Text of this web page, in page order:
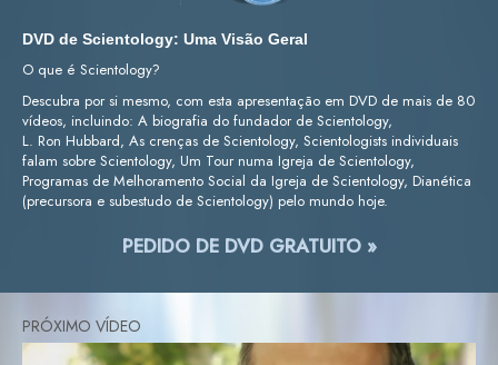
DVD de Scientology: Uma Visão Geral
O que é Scientology?
Descubra por si mesmo, com esta apresentação em DVD de mais de 80
vídeos, incluindo: A biografia do fundador de Scientology,
L. Ron Hubbard, As crenças de Scientology, Scientologists individuais
falam sobre Scientology, Um Tour numa Igreja de Scientology,
Programas de Melhoramento Social da Igreja de Scientology, Dianética
(precursora e subestudo de Scientology) pelo mundo hoje.
PEDIDO DE DVD GRATUITO »